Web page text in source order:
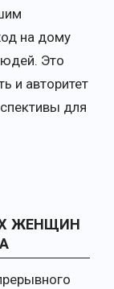
на дому
Это
и авторитет
для
ЖЕНЩИН